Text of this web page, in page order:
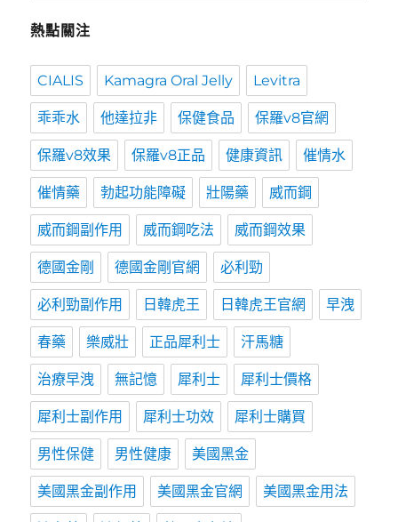
熱點關注
CIALIS Kamagra Oral Jelly Levitra
乖乖水 他達拉非 保健食品 保羅v8官網
保羅v8效果 保羅v8正品 健康資訊 催情水
催情藥 勃起功能障礙 壯陽藥 威而鋼
威而鋼副作用 威而鋼吃法 威而鋼效果
德國金剛 德國金剛官網 必利勁
必利勁副作用 日韓虎王 日韓虎王官網 早洩
春藥 樂威壯 正品犀利士 汗馬糖
治療早洩 無記憶 犀利士 犀利士價格
犀利士副作用 犀利士功效 犀利士購買
男性保健 男性健康 美國黑金
美國黑金副作用 美國黑金官網 美國黑金用法